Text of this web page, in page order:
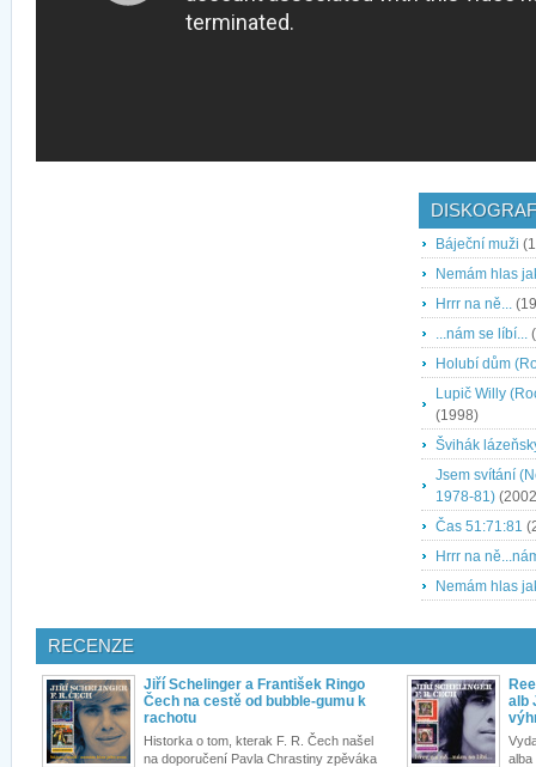
Báječní muži
Nemám hlas
Hrrr na ně...
...nám se líbí...
Holubí dům
Lupič Willy
(1998)
Švihák
Jsem svítání
1978-81)
Čas 51:71:81
Hrrr na
Nemám hlas
RECENZE
Jiří Schelinger a František Ringo
Čech na cestě od bubble-gumu k
rachotu
Historka o tom, kterak F. R. Čech našel
na doporučení Pavla Chrastiny zpěváka
alb
alba